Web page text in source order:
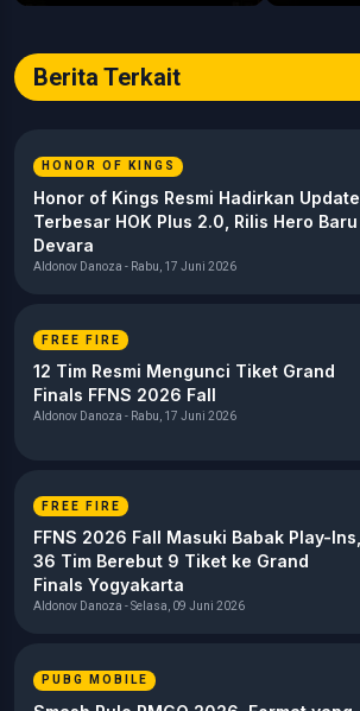
Berita Terkait
HONOR OF KINGS
Honor of Kings Resmi Hadirkan Update
Terbesar HOK Plus 2.0, Rilis Hero Baru
Devara
Aldonov Danoza - Rabu, 17 Juni 2026
FREE FIRE
12 Tim Resmi Mengunci Tiket Grand
Finals FFNS 2026 Fall
Aldonov Danoza - Rabu, 17 Juni 2026
FREE FIRE
FFNS 2026 Fall Masuki Babak Play-Ins,
36 Tim Berebut 9 Tiket ke Grand
Finals Yogyakarta
Aldonov Danoza - Selasa, 09 Juni 2026
PUBG MOBILE